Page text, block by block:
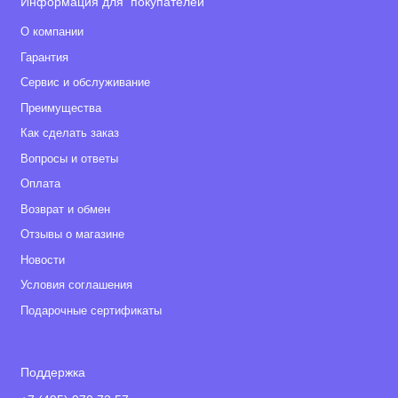
О компании
Гарантия
Сервис и обслуживание
Преимущества
Как сделать заказ
Вопросы и ответы
Оплата
Возврат и обмен
Отзывы о магазине
Новости
Условия соглашения
Подарочные сертификаты
Поддержка